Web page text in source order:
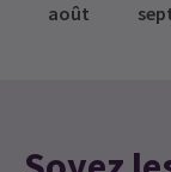
août